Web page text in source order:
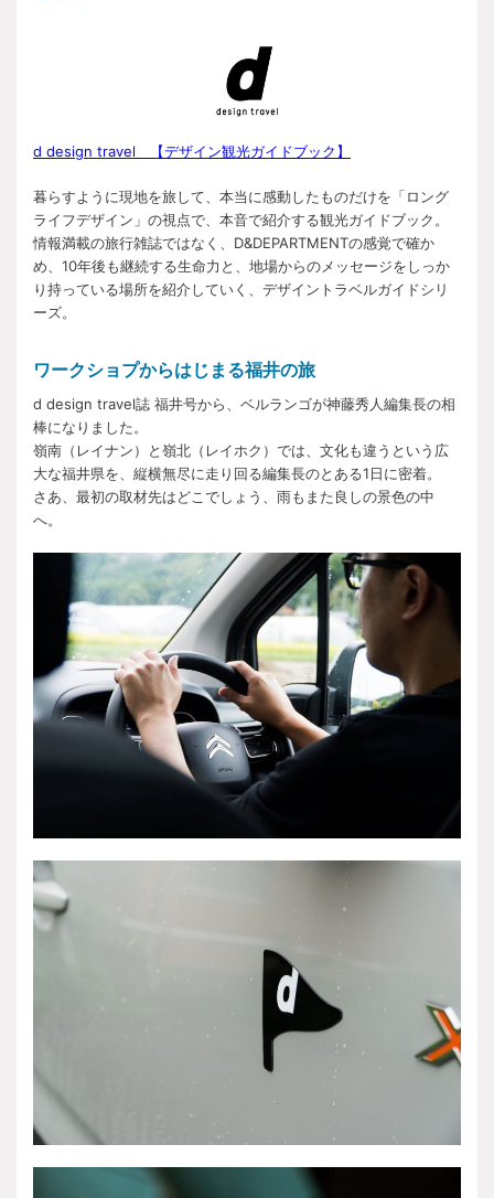
d design travel 【デザイン観光ガイドブック】
暮らすように現地を旅して、本当に感動したものだけを「ロング
ライフデザイン」の視点で、本音で紹介する観光ガイドブック。
情報満載の旅行雑誌ではなく、D&DEPARTMENTの感覚で確か
め、10年後も継続する生命力と、地場からのメッセージをしっか
り持っている場所を紹介していく、デザイントラベルガイドシリ
ーズ。
ワークショプからはじまる福井の旅
d design travel誌 福井号から、ベルランゴが神藤秀人編集長の相
棒になりました。
嶺南（レイナン）と嶺北（レイホク）では、文化も違うという広
大な福井県を、縦横無尽に走り回る編集長のとある1日に密着。
さあ、最初の取材先はどこでしょう、雨もまた良しの景色の中
へ。